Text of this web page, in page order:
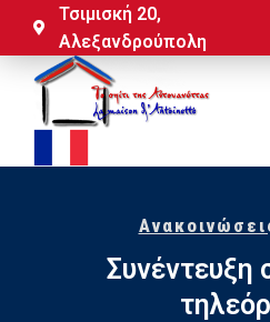
Τσιμισκή 20,
Αλεξανδρούπολη
Συνέντευξη